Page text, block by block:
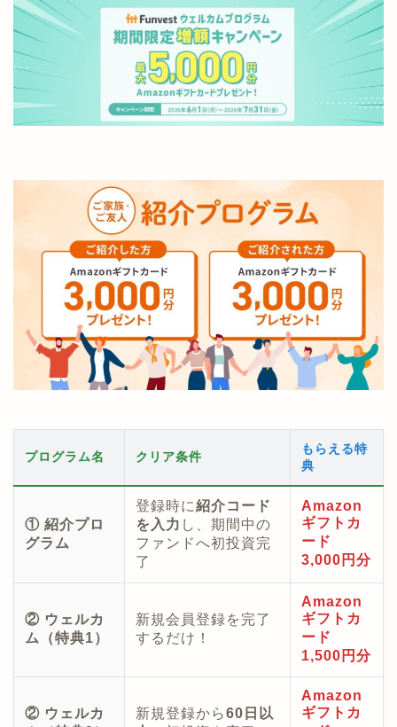
プログラム名 クリア条件
もらえる特
典
① 紹介プロ
グラム
登録時に紹介コード
を入力 し、期間中の
ファンドへ初投資完
了
Amazon
ギフトカ
ード
3,000円分
② ウェルカ
ム（特典1）
新規会員登録を完了
するだけ！
Amazon
ギフトカ
ード
1,500円分
② ウェルカ
新規登録から60日以
Amazon
ギフトカ